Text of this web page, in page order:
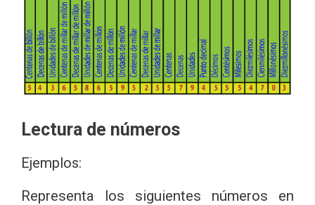
Lectura de números
Ejemplos:
Representa los siguientes números en